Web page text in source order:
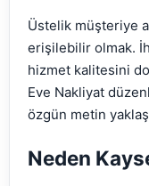
Üstelik müşteriye
erişilebilir olmak.
hizmet kalitesini
Eve Nakliyat
özgün metin
Neden